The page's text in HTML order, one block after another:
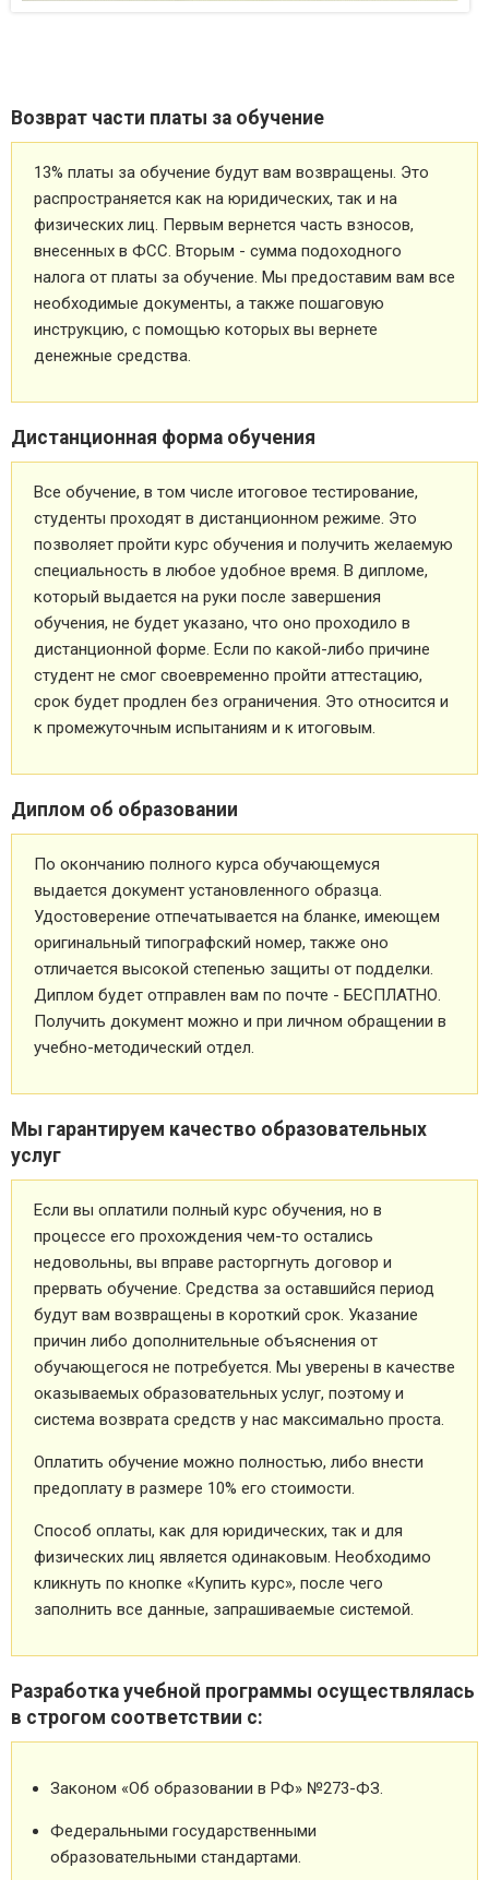
Возврат части платы за обучение
13% платы за обучение будут вам возвращены. Это
распространяется как на юридических, так и на
физических лиц. Первым вернется часть взносов,
внесенных в ФСС. Вторым - сумма подоходного
налога от платы за обучение. Мы предоставим вам все
необходимые документы, а также пошаговую
инструкцию, с помощью которых вы вернете
денежные средства.
Дистанционная форма обучения
Все обучение, в том числе итоговое тестирование,
студенты проходят в дистанционном режиме. Это
позволяет пройти курс обучения и получить желаемую
специальность в любое удобное время. В дипломе,
который выдается на руки после завершения
обучения, не будет указано, что оно проходило в
дистанционной форме. Если по какой-либо причине
студент не смог своевременно пройти аттестацию,
срок будет продлен без ограничения. Это относится и
к промежуточным испытаниям и к итоговым.
Диплом об образовании
По окончанию полного курса обучающемуся
выдается документ установленного образца.
Удостоверение отпечатывается на бланке, имеющем
оригинальный типографский номер, также оно
отличается высокой степенью защиты от подделки.
Диплом будет отправлен вам по почте - БЕСПЛАТНО.
Получить документ можно и при личном обращении в
учебно-методический отдел.
Мы гарантируем качество образовательных
услуг
Если вы оплатили полный курс обучения, но в
процессе его прохождения чем-то остались
недовольны, вы вправе расторгнуть договор и
прервать обучение. Средства за оставшийся период
будут вам возвращены в короткий срок. Указание
причин либо дополнительные объяснения от
обучающегося не потребуется. Мы уверены в качестве
оказываемых образовательных услуг, поэтому и
система возврата средств у нас максимально проста.
Оплатить обучение можно полностью, либо внести
предоплату в размере 10% его стоимости.
Способ оплаты, как для юридических, так и для
физических лиц является одинаковым. Необходимо
кликнуть по кнопке «Купить курс», после чего
заполнить все данные, запрашиваемые системой.
Разработка учебной программы осуществлялась
в строгом соответствии с:
Законом «Об образовании в РФ» №273-ФЗ.
Федеральными государственными
образовательными стандартами.